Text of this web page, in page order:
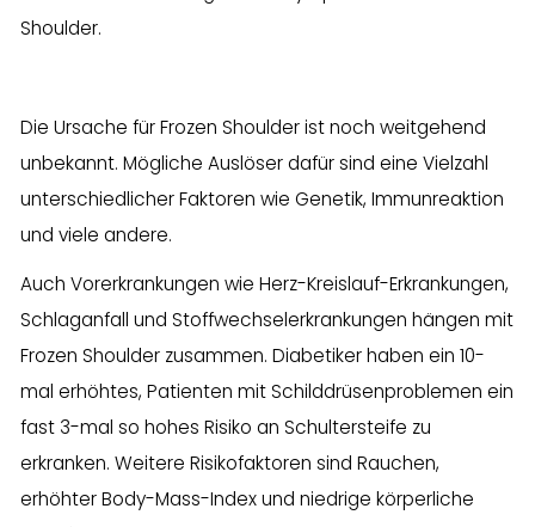
Shoulder.
Die Ursache für Frozen Shoulder ist noch weitgehend
unbekannt. Mögliche Auslöser dafür sind eine Vielzahl
unterschiedlicher Faktoren wie Genetik, Immunreaktion
und viele andere.
Auch Vorerkrankungen wie Herz-Kreislauf-Erkrankungen,
Schlaganfall und Stoffwechselerkrankungen hängen mit
Frozen Shoulder zusammen. Diabetiker haben ein 10-
mal erhöhtes, Patienten mit Schilddrüsenproblemen ein
fast 3-mal so hohes Risiko an Schultersteife zu
erkranken. Weitere Risikofaktoren sind Rauchen,
erhöhter Body-Mass-Index und niedrige körperliche